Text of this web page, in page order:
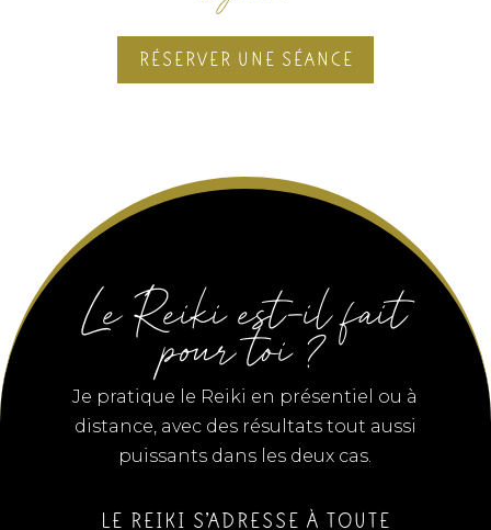
RÉSERVER UNE SÉANCE
Le Reiki est-il fait
pour toi ?
Je pratique le Reiki en présentiel ou à
distance, avec des résultats tout aussi
puissants dans les deux cas.
LE REIKI S’ADRESSE À TOUTE